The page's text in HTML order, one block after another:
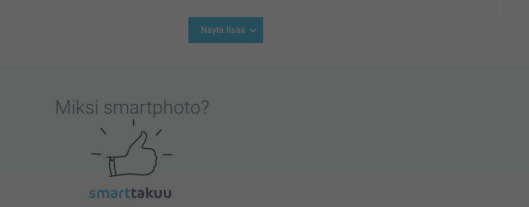
Näytä lisää
Miksi smartphoto?